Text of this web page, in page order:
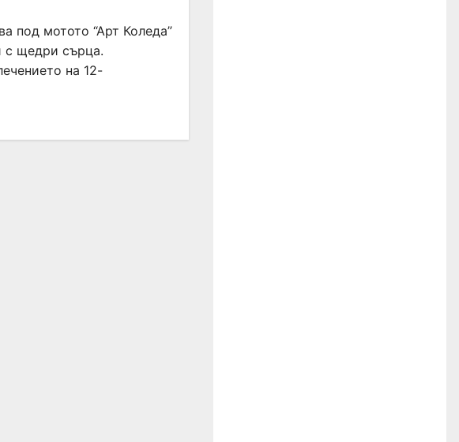
под мотото “Арт Коледа”
с щедри сърца.
на 12-